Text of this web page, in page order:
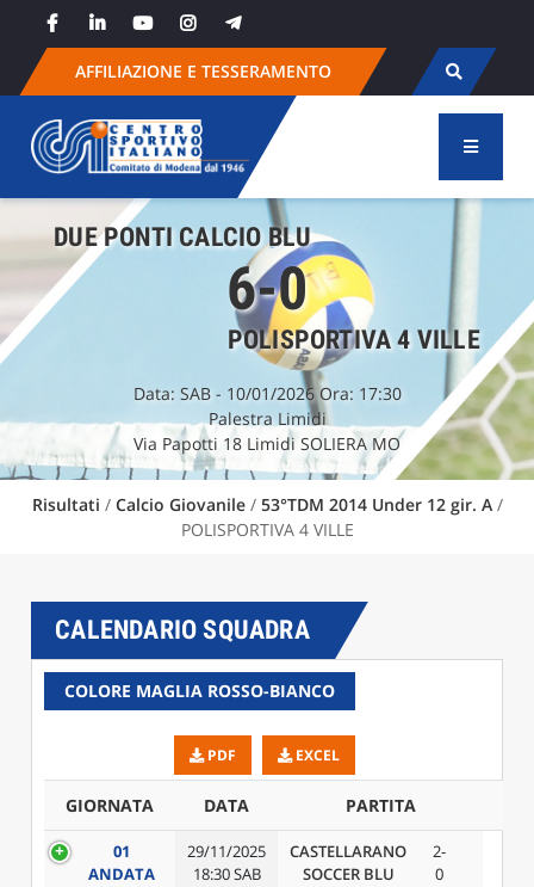
content
AFFILIAZIONE E TESSERAMENTO
DUE PONTI CALCIO BLU
6-0
POLISPORTIVA 4 VILLE
Data: SAB- 10/01/2026 Ora: 17:30
Palestra Limidi
Via Papotti 18 Limidi SOLIERA MO
Risultati / Calcio Giovanile/ 53°TDM 2014 Under 12 gir. A/
POLISPORTIVA 4 VILLE
CALENDARIO SQUADRA
COLORE MAGLIA ROSSO-BIANCO
PDF EXCEL
GIORNATA DATA PARTITA
01
ANDATA
29/11/2025
18:30 SAB
CASTELLARANO
SOCCER BLU
2-
0